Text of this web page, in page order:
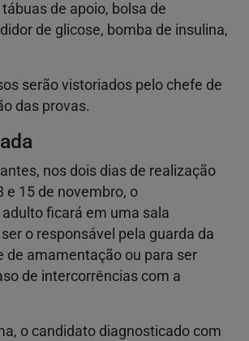
de apoio, bolsa de
de glicose, bomba de insulina,
serão vistoriados pelo chefe de
das provas.
nos dois dias de realização
e 15 de novembro, o
ficará em uma sala
o responsável pela guarda da
de amamentação ou para ser
de intercorrências com a
o candidato diagnosticado com